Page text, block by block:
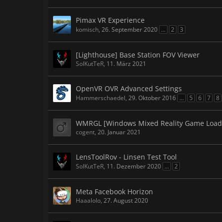
Pimax VR Experience
komisch, 26. September 2020 ... 2 3
[Lighthouse] Base Station FOV Viewer
SolKutTeR, 11. März 2021
OpenVR OVR Advanced Settings
Hammerschaedel, 29. Oktober 2016 ... 5 6 7 8
WMRGL [Windows Mixed Reality Game
cogent, 20. Januar 2021
LensToolRov - Linsen Test Tool
SolKutTeR, 11. Dezember 2020 ... 2
Meta Facebook Horizon
Haaalolo, 27. August 2020